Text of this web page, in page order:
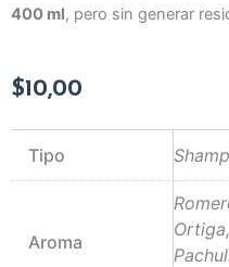
400 ml, pero sin generar
$10,00
Tipo
Aroma